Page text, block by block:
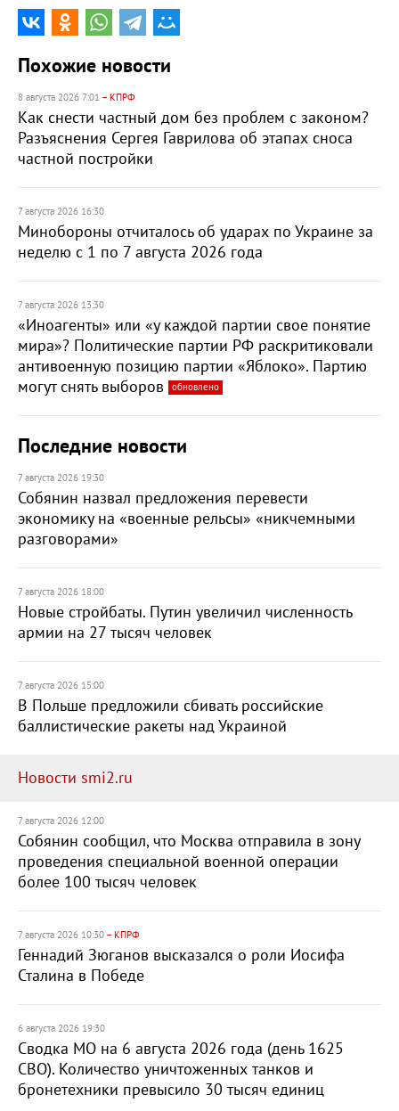
Похожие новости
8 августа 2026 7:01 – КПРФ
Как снести частный дом без проблем с законом?
Разъяснения Сергея Гаврилова об этапах сноса
частной постройки
7 августа 2026 16:30
Минобороны отчиталось об ударах по Украине за
неделю с 1 по 7 августа 2026 года
7 августа 2026 13:30
«Иноагенты» или «у каждой партии свое понятие
мира»? Политические партии РФ раскритиковали
антивоенную позицию партии «Яблоко». Партию
могут снять выборов
обновлено
Последние новости
7 августа 2026 19:30
Собянин назвал предложения перевести
экономику на «военные рельсы» «никчемными
разговорами»
7 августа 2026 18:00
Новые стройбаты. Путин увеличил численность
армии на 27 тысяч человек
7 августа 2026 15:00
В Польше предложили сбивать российские
баллистические ракеты над Украиной
Новости smi2.ru
7 августа 2026 12:00
Собянин сообщил, что Москва отправила в зону
проведения специальной военной операции
более 100 тысяч человек
7 августа 2026 10:30 – КПРФ
Геннадий Зюганов высказался о роли Иосифа
Сталина в Победе
6 августа 2026 19:30
Сводка МО на 6 августа 2026 года (день 1625
СВО). Количество уничтоженных танков и
бронетехники превысило 30 тысяч единиц